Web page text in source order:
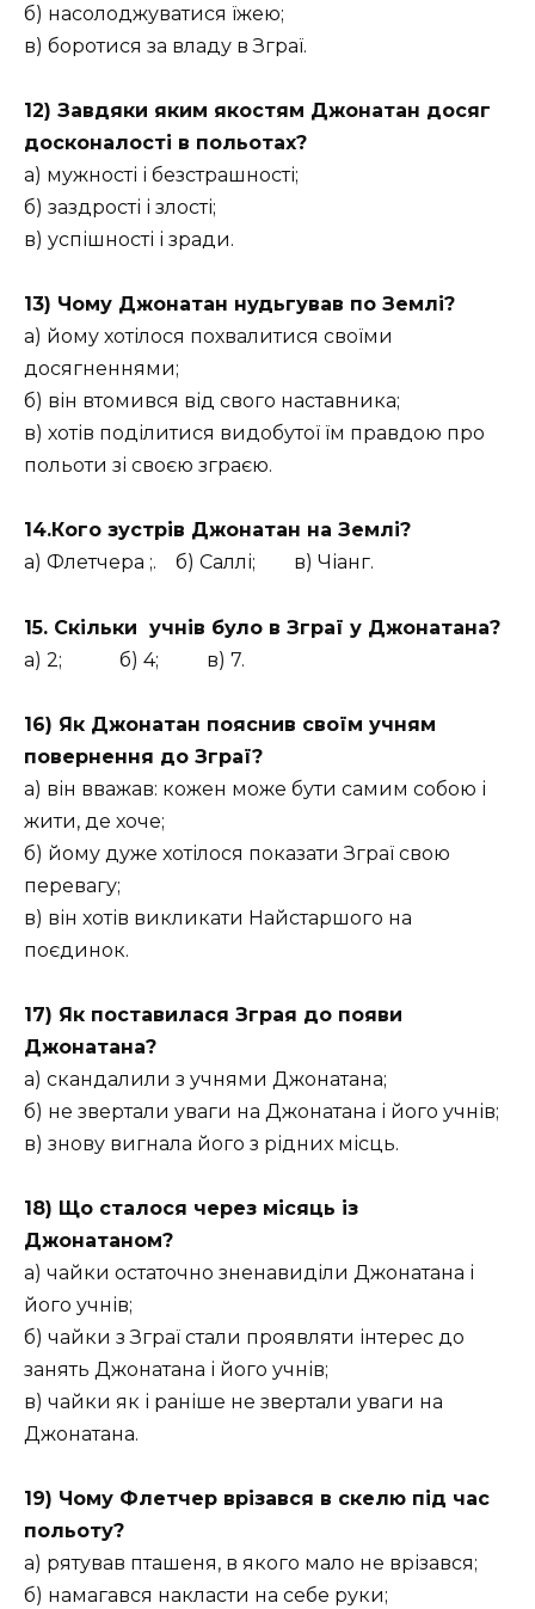
б) насолоджуватися їжею;
в) боротися за владу в Зграї.
12) Завдяки яким якостям Джонатан досяг
досконалості в польотах?
а) мужності і безстрашності;
б) заздрості і злості;
в) успішності і зради.
13) Чому Джонатан нудьгував по Землі?
а) йому хотілося похвалитися своїми
досягненнями;
б) він втомився від свого наставника;
в) хотів поділитися видобутої їм правдою про
польоти зі своєю зграєю.
14.Кого зустрів Джонатан на Землі?
а) Флетчера ;. б) Саллі; в) Чіанг.
15. Скільки учнів було в Зграї у Джонатана?
а) 2; б) 4; в) 7.
16) Як Джонатан пояснив своїм учням
повернення до Зграї?
а) він вважав: кожен може бути самим собою і
жити, де хоче;
б) йому дуже хотілося показати Зграї свою
перевагу;
в) він хотів викликати Найстаршого на
поєдинок.
17) Як поставилася Зграя до появи
Джонатана?
а) скандалили з учнями Джонатана;
б) не звертали уваги на Джонатана і його учнів;
в) знову вигнала його з рідних місць.
18) Що сталося через місяць із
Джонатаном?
а) чайки остаточно зненавиділи Джонатана і
його учнів;
б) чайки з Зграї стали проявляти інтерес до
занять Джонатана і його учнів;
в) чайки як і раніше не звертали уваги на
Джонатана.
19) Чому Флетчер врізався в скелю під час
польоту?
а) рятував пташеня, в якого мало не врізався;
б) намагався накласти на себе руки;